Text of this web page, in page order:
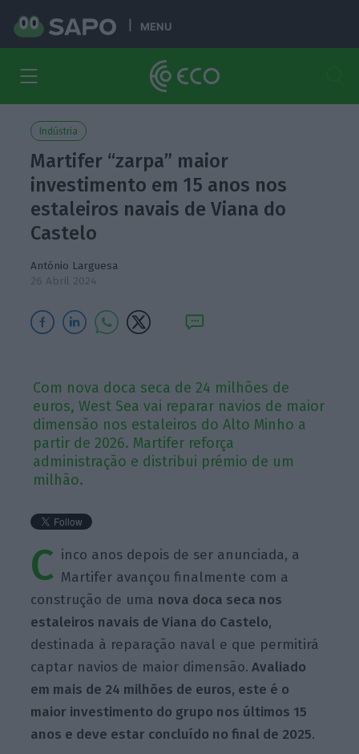
MENU
Indústria
Martifer “zarpa” maior
investimento em 15 anos nos
estaleiros navais de Viana do
Castelo
António Larguesa
26 Abril 2024
Com nova doca seca de 24 milhões de
euros, West Sea vai reparar navios de maior
dimensão nos estaleiros do Alto Minho a
partir de 2026. Martifer reforça
administração e distribui prémio de um
milhão.
C inco anos depois de ser anunciada, a
Martifer avançou finalmente com a
construção de uma nova doca seca nos
estaleiros navais de Viana do Castelo,
destinada à reparação naval e que permitirá
captar navios de maior dimensão. Avaliado
em mais de 24 milhões de euros, este é o
maior investimento do grupo nos últimos 15
anos e deve estar concluído no final de 2025.